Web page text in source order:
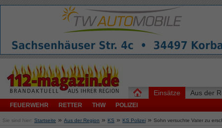
Einsätze
FEUERWEHR RETTER THW POLIZEI
Aus der
Sie sind hier: Startseite » Aus der Region » KS » KS Polizei » Sohn versuchte Vater zu